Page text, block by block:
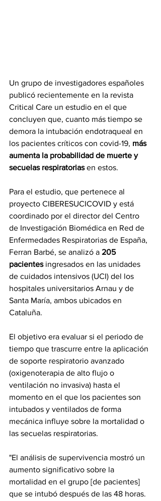
Un grupo de investigadores españoles
publicó recientemente en la revista
Critical Care un estudio en el que
concluyen que, cuanto más tiempo se
demora la intubación endotraqueal en
los pacientes críticos con covid-19, más
aumenta la probabilidad de muerte y
secuelas respiratorias en estos.
Para el estudio, que pertenece al
proyecto CIBERESUCICOVID y está
coordinado por el director del Centro
de Investigación Biomédica en Red de
Enfermedades Respiratorias de España,
Ferran Barbé, se analizó a 205
pacientes ingresados en las unidades
de cuidados intensivos (UCI) del los
hospitales universitarios Arnau y de
Santa María, ambos ubicados en
Cataluña.
El objetivo era evaluar si el periodo de
tiempo que trascurre entre la aplicación
de soporte respiratorio avanzado
(oxigenoterapia de alto flujo o
ventilación no invasiva) hasta el
momento en el que los pacientes son
intubados y ventilados de forma
mecánica influye sobre la mortalidad o
las secuelas respiratorias.
"El análisis de supervivencia mostró un
aumento significativo sobre la
mortalidad en el grupo [de pacientes]
que se intubó después de las 48 horas.